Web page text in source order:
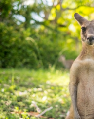
美丽的森林瀑布阳光女孩图片